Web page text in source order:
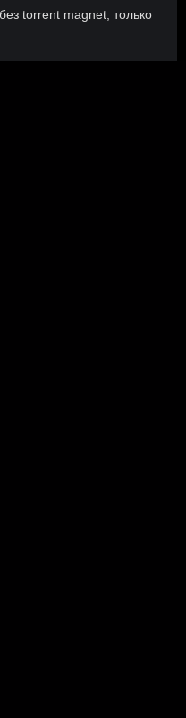
torrent magnet, только